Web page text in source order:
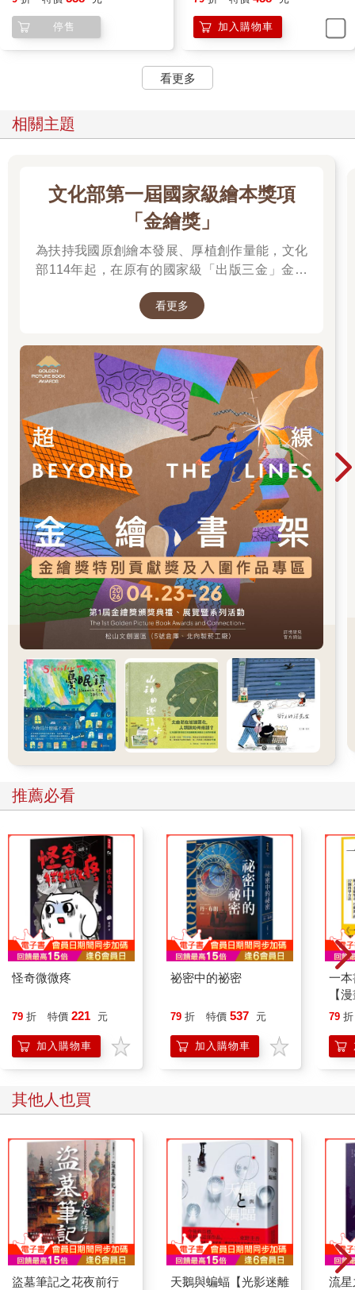
身絳紅的套頭緊身衫，一個胖大的肚子箍得圓滾滾的挺在身前，
一條黑得發亮的奧龍褲子，卻把個屁股包得扎扎實實隆在身後，
好像前後都接著一只大氣球似的。楊教頭穿來插去，在台階上來
回巡邏，忙著跟大家打招呼。手中擎著一柄兩尺長的大紙摺扇，
飛風舞的大字來。楊教頭喘噓噓的叫著、笑著，一走動，身前身
後的肉皮球，便顫抖抖，此起彼落的波動起來，很囂張，很有架
些，怕也不下三五十人。他常常揮舞著他手上那柄兩尺長的摺
扇，一桿指揮捧似的，猛的戳到我們面前來，喝罵道：
師傅面前逞強麼？吃屎不知香臭的兔崽子們！」
有一次，小玉穿了一件猩紅翻領襯衫，一條寶藍喇叭褲，腳下的
半統靴，磕跺磕跺，在台階上亮來亮去，很俊，很帥，很騷包。
一隻手扭到了背後去，冷笑道：
「你這幾根輕骨頭，亮給誰看？在師傅面前獻寶麼？可知道師傅
像你那點年紀，票戲還去楊宗保呢！你的骨頭有幾斤，我倒要來
稱一稱。」
說著，另一隻手在小玉脖子狠狠一捏，小玉痛得直叫哎喲，一連
討了二十個饒。我們的師傅楊金海總教頭，在公園裡確實是個很
有來歷、很有身價的人物。他是我們的開國元老，公園裡的人，
他泰半相識，各人的脾性好惡，他統統摸得一清二楚。楊教頭，
手段圓滑，八面玲瓏，面且背後還有幾個有頭有臉的人替他撐
腰，所以在公園裡很吃得開。從前楊教頭在中山北路六條通裡幾
家酒館飯店都當過經理領班，各色人等都應付過，見聞廣博，路
子特多，許多酒店旅館都有他的眼線。哈囉哈囉，洋涇濱的英
文，他說得出一大串，多得死嘎，日本話也能來幾句，因此人又
叫他六條通，條條都通。
據說我們師傅楊教頭從前也是好人家的子弟。他老爸在大陸上還
在山東煙台當地方官呢，跑到台灣卻在台北桃源街開了一家叫桃
源春吃宵夜的小酒館來，揚教頭便在酒館子裡替他父親掌櫃。那
時候，公園裡的人，夜夜都去桃源春捧場，生意著實興盛了一
陣。後來公園裡的流氓也夾了進去，勒索生事，把警察招了去。
有些人怕事，便不上門了，生意一淡，關門大吉。後來別人又陸
續開了瀟湘、香檳、六福堂，但統統不成氣候。公園裡的人，至
今還是懷念著楊教頭那家桃源春。他們說，冬天夜裡，公園裡冷
然，敲碗的敲碗，敲碟的敲碟，勾肩搭背，一齊哼幾支流行曲
子，那種情調實在是好的。楊教頭提起桃源春，便很得意：
「我那家桃源春麼，就是個世外桃源！那些鳥兒躲在裡頭，外面
的風風雨雨都打不到，又舒服又安全。我呢，就是那千手觀音，
不知道普渡過多少隻苦命鳥！」
後來楊教頭跟他老爸鬧翻了，跑了出來。原因是老頭子銀行裡的
存款，他狠狠的提走了一大筆。據說那筆錢，完全用在了我們師
傅的寶貝乾兒子原始人阿雄仔的身上。阿雄仔是山地郎，會發羊
癲瘋的，走著走著，噗通就會倒下去，滿嘴吐著白沫子。那次他
昏倒在馬路上，一雙腿讓汽車撞斷了，在台灣療養院住了半年，
胸膛上的肌肉塊子鐵那麼硬。一雙手爪，大得出奇，熊掌一般。
有時候，他跟我們開玩笑，傻楞楞的伸出一雙大手，抱住我們，
使勁一摟。他的臂力大得驚人，吃他箍一下，全身的骨頭都軋碎
棒在他臉上晃一下，說：「叫聲哥哥！」他便伸手來搶，咧開嘴
傻笑，咬著大舌頭，叫道：「高高、高高。」其實他比我們要大
大包小包拎著：陳皮梅、加應子、花生酥，一面走一面往嘴裡
塞，見了我們，便揚起手裡的零食，叫道：「要不要？」我們每
人，他都分一點。有時楊教頭看不過去，便用扇子敲他一記腦
袋，罵道：
「你窮大方吧，回頭搞光了，我買根狗屌給你吃！」
停售 加入購物車
看更多
相關主題
文化部第一屆國家級繪本獎項
「金繪獎」
為扶持我國原創繪本發展、厚植創作量能，文化
部114年起，在原有的國家級「出版三金」金鼎
獎、金漫獎、金典獎外，新增「金繪獎」，希望
促進台灣圖文出版的多元發展。獎項分為「特別
「跨域應用獎」、「年度繪本獎」，以及「金繪
大獎」。
看更多
推薦必看
怪奇微微疼
79 折 特價 221 元
加入購物車
祕密中的祕密
79 折 特價 537 元
加入購物車
一
【
行
「
學方
79 折
其他人也買
盜墓筆記之花夜前行
天鵝與蝙蝠【光影迷離
流